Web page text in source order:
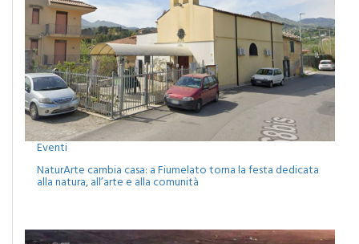
Eventi
NaturArte cambia casa: a Fiumelato torna la festa dedicata
alla natura, all’arte e alla comunità